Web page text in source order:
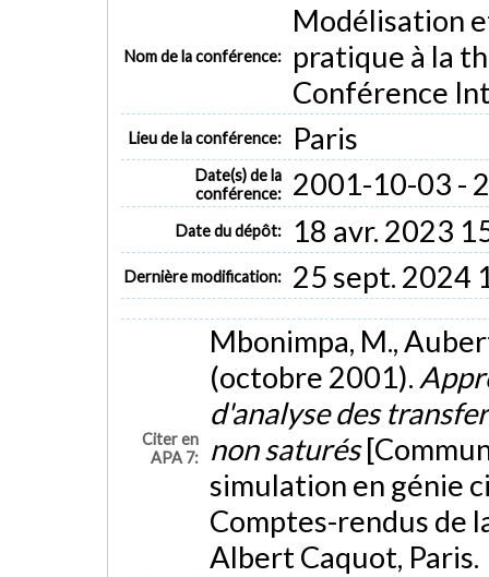
Nom de la conférence:
Modélisation
pratique à la
Conférence
Lieu de la conférence: Paris
Date(s) de la
conférence:
2001-10-03 -
Date du dépôt: 18 avr. 2023
Dernière modification: 25 sept. 2024
Citer en
APA 7:
Mbonimpa, M.,
(octobre 2001).
d'analyse des
non saturés
simulation en génie
Comptes-rendus de
Albert Caquot, Paris.